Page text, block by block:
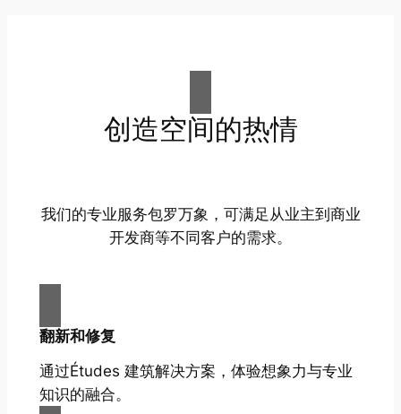
创造空间的热情
我们的专业服务包罗万象，可满足从业主到商业
开发商等不同客户的需求。
翻新和修复
通过Études 建筑解决方案，体验想象力与专业
知识的融合。